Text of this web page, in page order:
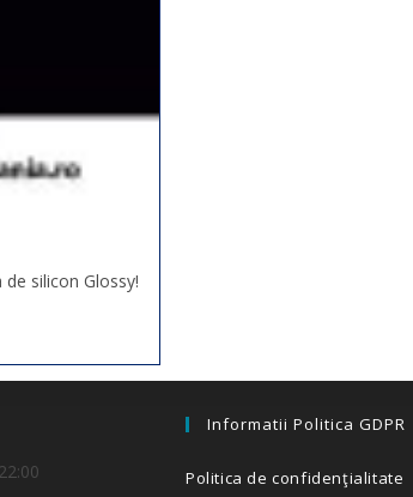
silicon Glossy!
Informatii Politica GDPR
Politica de confidenţialitate